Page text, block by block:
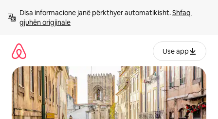
përmbajtja
Disa informacione janë përkthyer automatikisht. Shfaq
gjuhën origjinale
Use app